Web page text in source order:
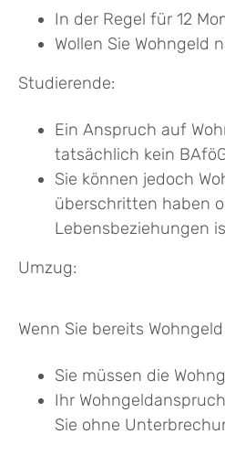
In der Regel für 12
Wollen Sie Wohngeld
Studierende:
Ein Anspruch auf
tatsächlich kein
Sie können jedoch
überschritten haben
Lebensbeziehungen
Umzug:
Wenn Sie bereits
Sie müssen die
Ihr
Sie ohne